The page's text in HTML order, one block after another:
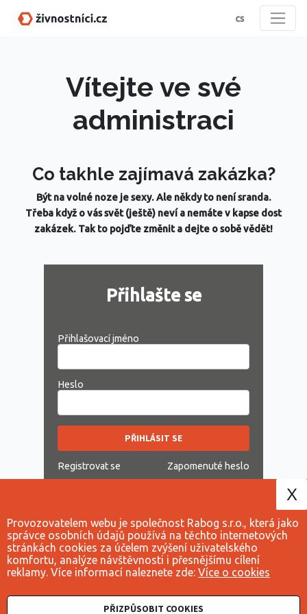
cs
Vítejte ve své
administraci
Co takhle zajímavá zakázka?
Být na volné noze je sexy. Ale někdy to není sranda.
Třeba když o vás svět (ještě) neví a nemáte v kapse dost
zakázek. Tak to pojďte změnit a dejte o sobě vědět!
Přihlašte se
Přihlašovací jméno
Heslo
PŘIHLÁSIT SE
Registrovat se Zapomenuté heslo
Obchodní podmínky Cookies
Provozovatelem webu je společnost Rabog s.r.o., která jako
správce osobních údajů používá na těchto internetových
stránkách cookies za účelem zvýšení uživatelského
komfortu, analýze návštěvnosti i přesnějšímu cílení
reklamy. Více informací naleznete zde: Více o cookies
PŘIZPŮSOBIT COOKIES
X